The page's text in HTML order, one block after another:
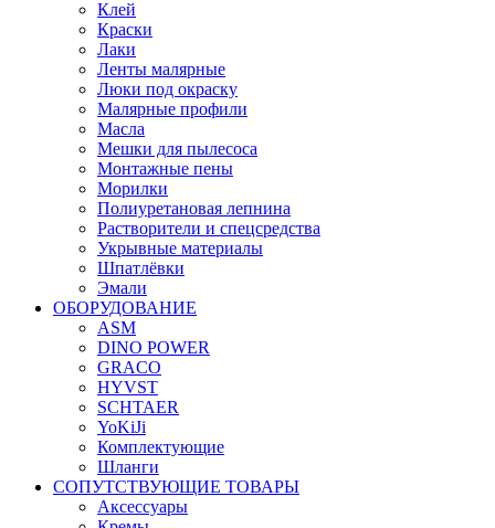
Клей
Краски
Лаки
Ленты малярные
Люки под окраску
Малярные профили
Масла
Мешки для пылесоса
Монтажные пены
Морилки
Полиуретановая лепнина
Растворители и спецсредства
Укрывные материалы
Шпатлёвки
Эмали
ОБОРУДОВАНИЕ
ASM
DINO POWER
GRACO
HYVST
SCHTAER
YoKiJi
Комплектующие
Шланги
СОПУТСТВУЮЩИЕ ТОВАРЫ
Аксессуары